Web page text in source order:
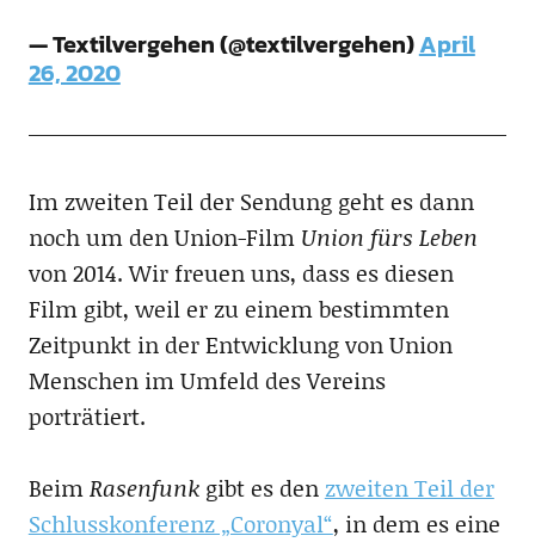
— Textilvergehen (@textilvergehen)April
26, 2020
Im zweiten Teil der Sendung geht es dann
noch um den Union-Film Union fürs Leben
von 2014. Wir freuen uns, dass es diesen
Film gibt, weil er zu einem bestimmten
Zeitpunkt in der Entwicklung von Union
Menschen im Umfeld des Vereins
porträtiert.
BeimRasenfunkgibt es den zweiten Teil der
Schlusskonferenz „Coronyal“, in dem es eine